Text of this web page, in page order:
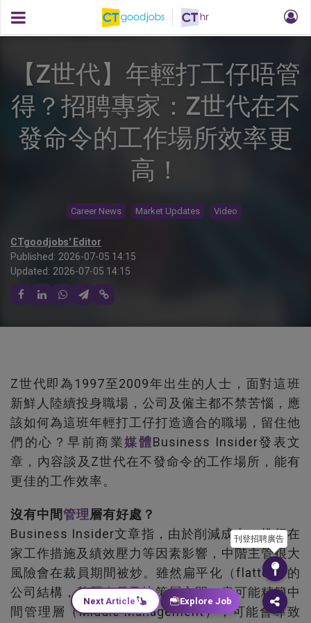
【Z世代】年輕打工仔唔管
得？招聘專家：Z世代在不
發命令的工作場所效率更
高！
Career News Market Updates Video
CTgoodjobs' Editor
Published: 2026-07-05 14:15
Updated: 2026-07-05 14:15
Z世代即為1997至2009年出生的人士，面對這班
新鮮人陸續投身職場，公司及僱主都不禁苦惱，應
該如何為這班年輕打工仔打造適合的職場，留住他
們的心？早前商業媒體Business Insider發表文
章，內容談及Z世代在不發命令的工作場所，能有
更佳的工作效率。
沒有中間管理層有好處？
Business Insider文章指，由於削減成本、推行在
家工作措施及績效壓力等因素影響，中階主管很大
風險會在裁員期間被炒。雖然扁平化（flatter）的
公司結構，基層人員及決策層之間，盡可能精簡中
間管理層（Middle Management），可能會導致
刊登招聘廣告
Next Article Explore Job